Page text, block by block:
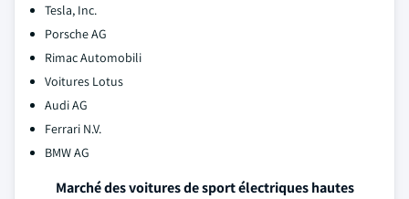
Tesla, Inc.
Porsche AG
Rimac Automobili
Voitures Lotus
Audi AG
Ferrari N.V.
BMW AG
Marché des voitures de sport électriques hautes